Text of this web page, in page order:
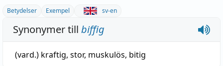
Betydelser Exempel sv-en
Synonymer till biffig
(vard.) kraftig, stor, muskulös, bitig